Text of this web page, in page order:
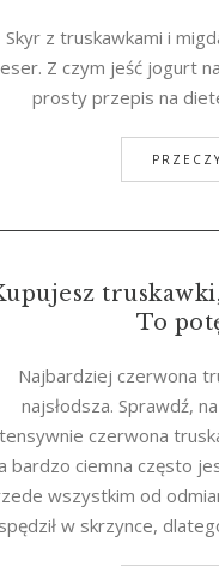
Skyr z truskawkami i
Z czym jeść jogurt
prosty przepis na
To
Najbardziej czerwona
najsłodsza. Sprawdź,
czerwona
bardzo ciemna często
wszystkim od
w skrzynce,